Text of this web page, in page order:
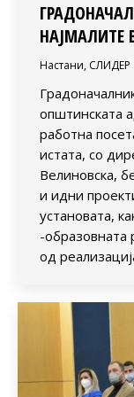
НАЈМАЛИТЕ
Настани, СЛИДЕР
општинската
работна
истата, со
Велиновска,
и идни
установата,
-образовната
од